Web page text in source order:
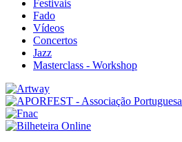
Festivais
Fado
Vídeos
Concertos
Jazz
Masterclass - Workshop